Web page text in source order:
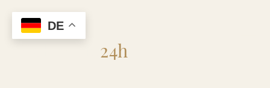
24h
DE